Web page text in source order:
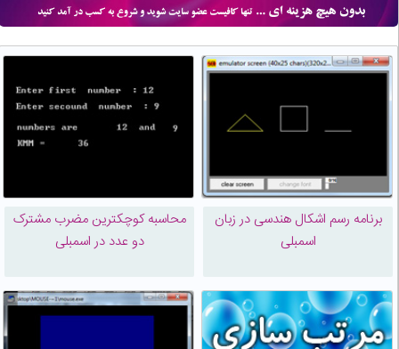
برنامه رسم اشکال هندسی در زبان
اسمبلی
محاسبه کوچکترین مضرب مشترک
دو عدد در اسمبلی